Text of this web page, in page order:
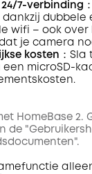
7-verbinding
dubbele
wifi – ook
je camera
kosten ：Sla
microSD-
HomeBase 2.
de